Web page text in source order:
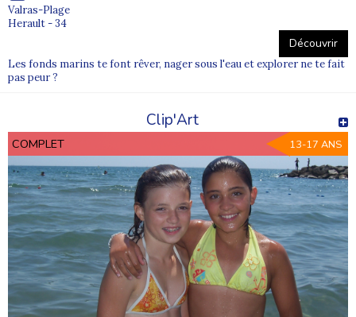
Valras-Plage
Herault - 34
Découvrir
Les fonds marins te font rêver, nager sous l'eau et explorer ne te fait
pas peur ?
Clip'Art
COMPLET 13-17 ANS